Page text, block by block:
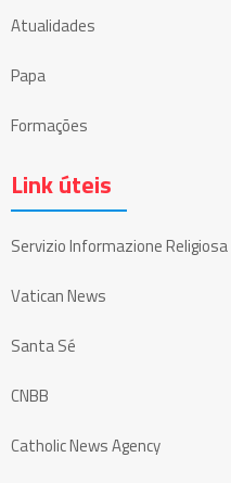
Atualidades
Papa
Formações
Link úteis
Servizio Informazione Religiosa
Vatican News
Santa Sé
CNBB
Catholic News Agency